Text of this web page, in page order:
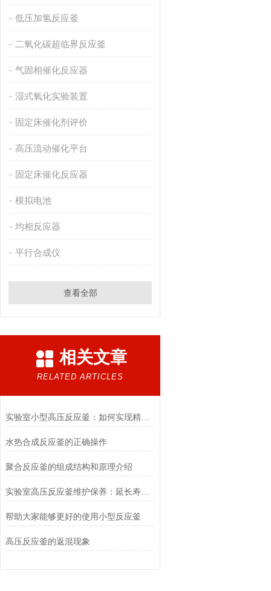
低压加氢反应釜
二氧化碳超临界反应釜
气固相催化反应器
湿式氧化实验装置
固定床催化剂评价
高压流动催化平台
固定床催化反应器
模拟电池
均相反应器
平行合成仪
查看全部
相关文章
RELATED ARTICLES
实验室小型高压反应釜：如何实现精准控温与压力的“微观操控”
水热合成反应釜的正确操作
聚合反应釜的组成结构和原理介绍
实验室高压反应釜维护保养：延长寿命的关键技巧
帮助大家能够更好的使用小型反应釜
高压反应釜的返混现象